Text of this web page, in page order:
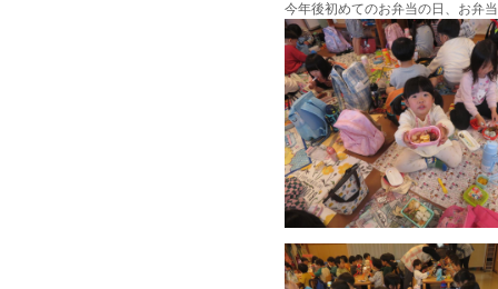
今年後初めてのお弁当の日、お弁